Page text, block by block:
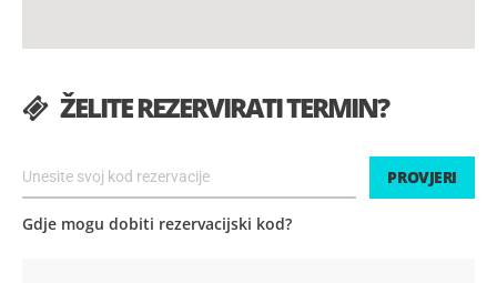
ŽELITE REZERVIRATI TERMIN?
PROVJERI
Gdje mogu dobiti rezervacijski kod?